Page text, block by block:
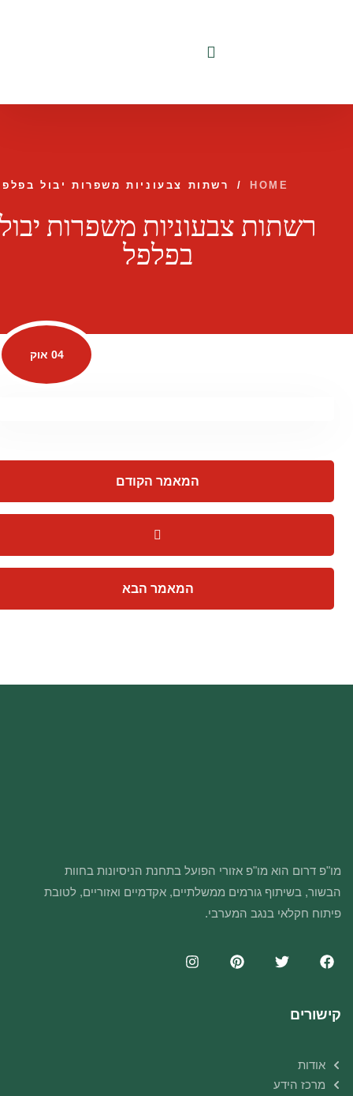
HOME
/ רשתות צבעוניות משפרות יבול
רשתות צבעוניות משפרות
בפלפל
04 אוק
המאמר הקודם
המאמר הבא
מו"פ דרום הוא מו"פ אזורי הפועל בתחנת הניסיונות בחוות
הבשור, בשיתוף גורמים ממשלתיים, אקדמיים ואזוריים, לטובת
פיתוח חקלאי בנגב המערבי.
קישורים
אודות
מרכז הידע